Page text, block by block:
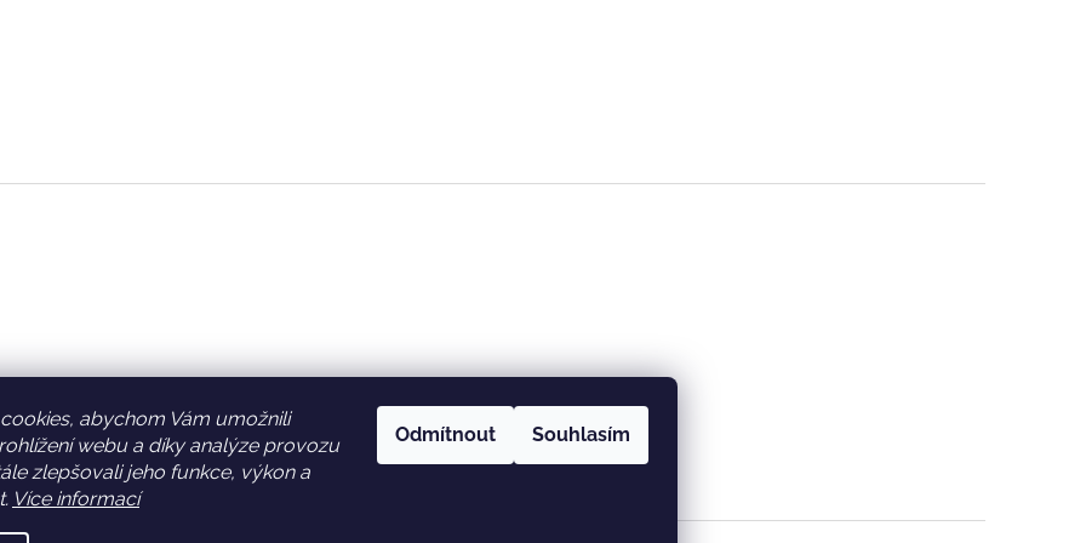
abychom Vám umožnili
webu a díky analýze provozu
zlepšovali jeho funkce, výkon a
Více informací
Odmítnout Souhlasím
Facebook Věrnostní slevy